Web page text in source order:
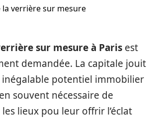
la verrière sur mesure
sur mesure à Paris est
demandée. La capitale jouit
inégalable potentiel immobilier
souvent nécessaire de
lieux pou leur offrir l’éclat